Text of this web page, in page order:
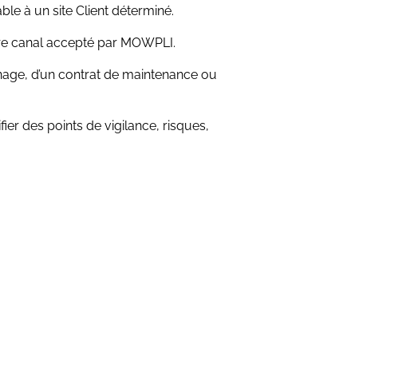
à un site Client déterminé.
canal accepté par MOWPLI.
d’un contrat de maintenance ou
des points de vigilance, risques,